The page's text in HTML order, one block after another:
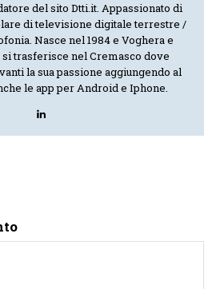
del sito Dtti.it. Appassionato di
di televisione digitale terrestre /
Nasce nel 1984 e Voghera e
trasferisce nel Cremasco dove
la sua passione aggiungendo al
le app per Android e Iphone.